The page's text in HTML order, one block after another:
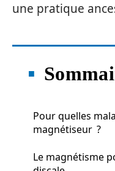
une pratique
Pour quelles
magnétiseur ?
Le magnétisme